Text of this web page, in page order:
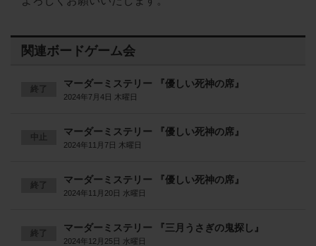
関連ボードゲーム会
終了 マーダーミステリー 『優しい死神の席』
2024年7月4日 木曜日
中止 マーダーミステリー 『優しい死神の席』
2024年11月7日 木曜日
終了 マーダーミステリー 『優しい死神の席』
2024年11月20日 水曜日
終了 マーダーミステリー 『三月うさぎの鬼探し』
2024年12月25日 水曜日